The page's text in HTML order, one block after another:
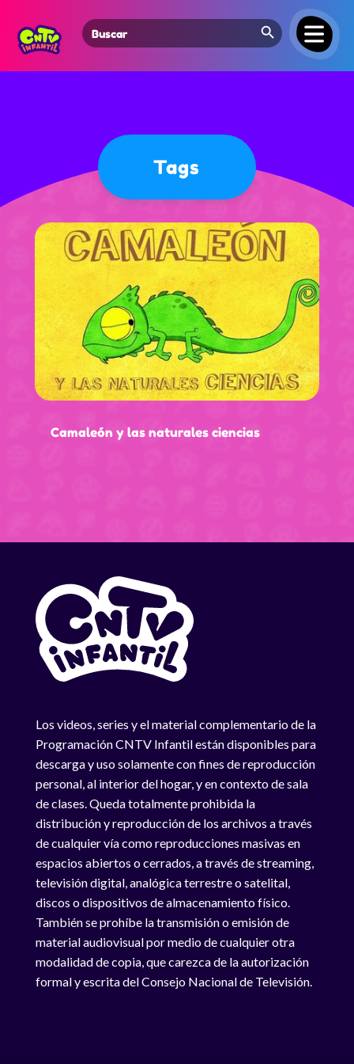
Search
for:
Search Button
Tags
Camaleón y las naturales ciencias
Los videos, series y el material complementario de la
Programación CNTV Infantil están disponibles para
descarga y uso solamente con fines de reproducción
personal, al interior del hogar, y en contexto de sala
de clases. Queda totalmente prohibida la
distribución y reproducción de los archivos a través
de cualquier vía como reproducciones masivas en
espacios abiertos o cerrados, a través de streaming,
televisión digital, analógica terrestre o satelital,
discos o dispositivos de almacenamiento físico.
También se prohíbe la transmisión o emisión de
material audiovisual por medio de cualquier otra
modalidad de copia, que carezca de la autorización
formal y escrita del Consejo Nacional de Televisión.